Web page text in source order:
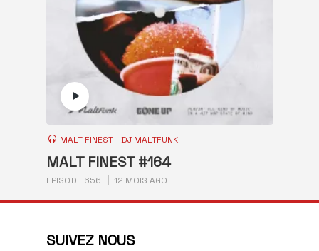
MALT FINEST - DJ MALTFUNK
MALT FINEST #164
EPISODE 656 12 MOIS AGO
SUIVEZ NOUS